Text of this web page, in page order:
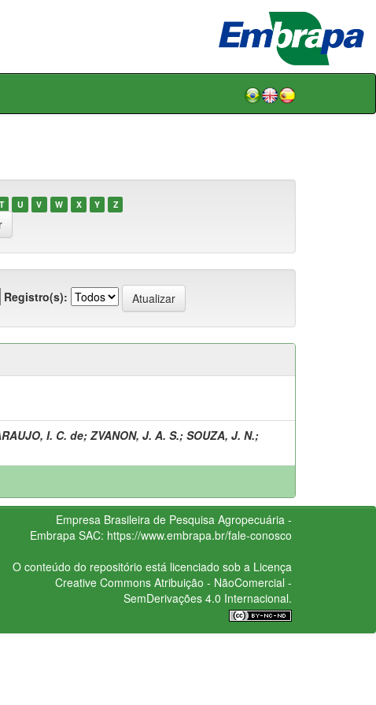
T U V W X Y Z
Registro(s):
I. C. de; ZVANON, J. A. S.; SOUZA, J. N.;
Empresa Brasileira de Pesquisa Agropecuária -
Embrapa SAC: https://www.embrapa.br/fale-conosco
O conteúdo do repositório está licenciado sob a Licença
Creative CommonsAtribuição - NãoComercial -
SemDerivações 4.0 Internacional.